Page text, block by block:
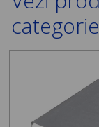
categorie